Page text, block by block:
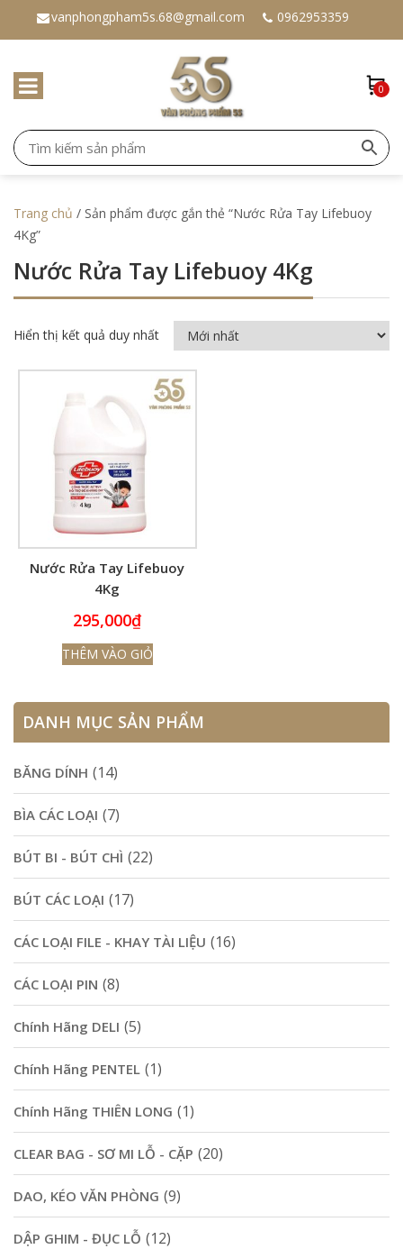
vanphongpham5s.68@gmail.com 0962953359
0
Trang chủ / Sản phẩm được gắn thẻ “Nước Rửa Tay Lifebuoy
4Kg”
Nước Rửa Tay Lifebuoy 4Kg
Hiển thị kết quả duy nhất
Nước Rửa Tay Lifebuoy
4Kg
295,000₫
THÊM VÀO GIỎ
DANH MỤC SẢN PHẨM
BĂNG DÍNH (14)
BÌA CÁC LOẠI (7)
BÚT BI - BÚT CHÌ (22)
BÚT CÁC LOẠI (17)
CÁC LOẠI FILE - KHAY TÀI LIỆU (16)
CÁC LOẠI PIN (8)
Chính Hãng DELI (5)
Chính Hãng PENTEL (1)
Chính Hãng THIÊN LONG (1)
CLEAR BAG - SƠ MI LỖ - CẶP (20)
DAO, KÉO VĂN PHÒNG (9)
DẬP GHIM - ĐỤC LỖ (12)